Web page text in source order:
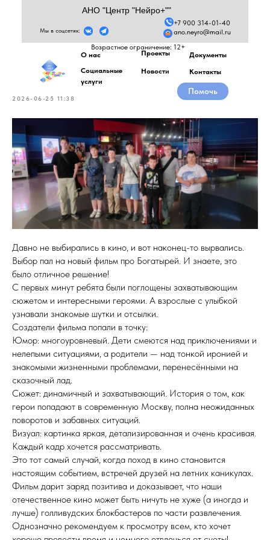
О нас
Социальные
услуги
Возрастное ограничение: 12+
Проекты
Новости
Документы
Контакты
Помочь
Мы в соцсетях:
+7 900 314-01-40
ano.neyro@mail.ru
АНО "Центр "Нейро+""
Атмосфера большого экрана:
сходили на богатыри!
2026-06-25 11:38
Давно не выбирались в кино, и вот наконец-то вырвались.
Выбор пал на новый фильм про Богатырей. И знаете, это
было отличное решение!
С первых минут ребята были поглощены захватывающим
сюжетом и интересными героями. А взрослые с улыбкой
узнавали знакомые шутки и отсылки.
Создатели фильма попали в точку:
Юмор: многоуровневый. Дети смеются над приключениями и
нелепыми ситуациями, а родители — над тонкой иронией и
знакомыми жизненными проблемами, перенесёнными на
сказочный лад.
Сюжет: динамичный и захватывающий. История о том, как
герои попадают в современную Москву, полна неожиданных
поворотов и забавных ситуаций.
Визуал: картинка яркая, детализированная и очень красивая.
Каждый кадр хочется рассматривать.
Это тот самый случай, когда поход в кино становится
настоящим событием, встречей друзей на летних каникулах.
Фильм дарит заряд позитива и доказывает, что наши
отечественное кино может быть ничуть не хуже (а иногда и
лучше) голливудских блокбастеров по части развлечения.
Однозначно рекомендуем к просмотру всем, кто хочет